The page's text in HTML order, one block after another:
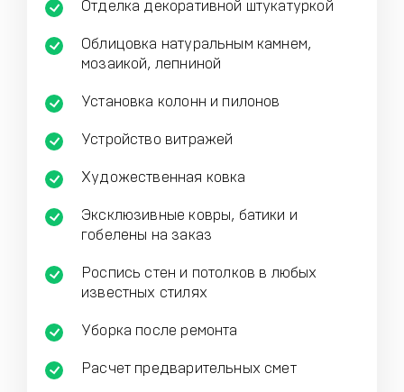
Отделка декоративной штукатуркой
Облицовка натуральным камнем,
мозаикой, лепниной
Установка колонн и пилонов
Устройство витражей
Художественная ковка
Эксклюзивные ковры, батики и
гобелены на заказ
Роспись стен и потолков в любых
известных стилях
Уборка после ремонта
Расчет предварительных смет